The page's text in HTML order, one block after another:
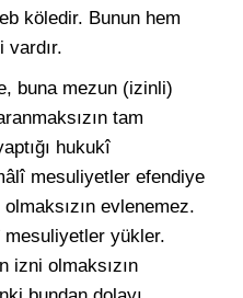
köledir. Bunun hem
vardır.
buna mezun (izinli)
tam
hukukî
mesuliyetler efendiye
evlenemez.
yükler.
izni olmaksızın